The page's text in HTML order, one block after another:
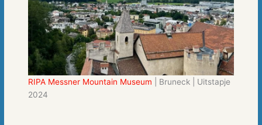
RIPA Messner Mountain Museum | Bruneck | Uitstapje
2024